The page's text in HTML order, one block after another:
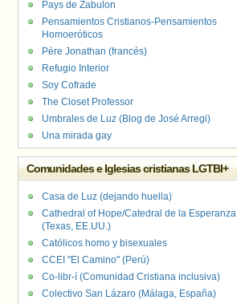
Pays de Zabulon
Pensamientos Cristianos-Pensamientos
Homoeróticos
Père Jonathan (francés)
Refugio Interior
Soy Cofrade
The Closet Professor
Umbrales de Luz (Blog de José Arregi)
Una mirada gay
Comunidades e Iglesias cristianas LGTBI+
Casa de Luz (dejando huella)
Cathedral of Hope/Catedral de la Esperanza
(Texas, EE.UU.)
Católicos homo y bisexuales
CCEI "El Camino" (Perú)
Co-libr-í (Comunidad Cristiana inclusiva)
Colectivo San Lázaro (Málaga, España)